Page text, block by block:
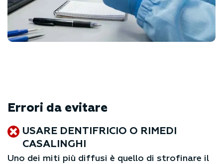
Errori da evitare
USARE DENTIFRICIO O RIMEDI
CASALINGHI
Uno dei miti più diffusi è quello di strofinare il